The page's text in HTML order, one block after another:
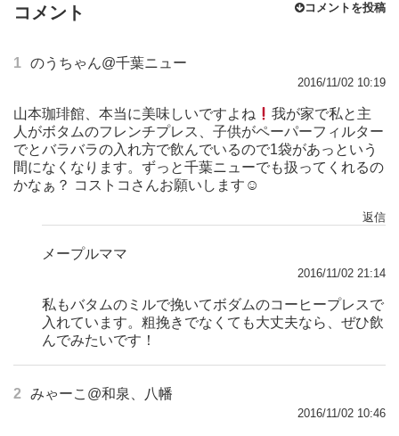
コメント コメントを投稿
1 のうちゃん@千葉ニュー
2016/11/02 10:19
山本珈琲館、本当に美味しいですよね
我が家で私と主
人がボタムのフレンチプレス、子供がペーパーフィルター
でとバラバラの入れ方で飲んでいるので1袋があっという
間になくなります。ずっと千葉ニューでも扱ってくれるの
かなぁ？ コストコさんお願いします☺
返信
メープルママ
2016/11/02 21:14
私もバタムのミルで挽いてボダムのコーヒープレスで
入れています。粗挽きでなくても大丈夫なら、ぜひ飲
んでみたいです！
2 みゃーこ@和泉、八幡
2016/11/02 10:46